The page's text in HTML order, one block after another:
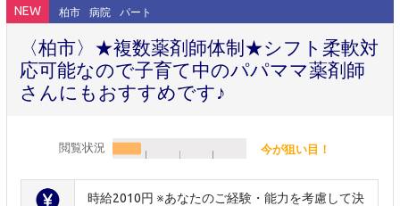
NEW 柏市 病院 パート
〈柏市〉★複数薬剤師体制★シフト柔軟対
応可能なので子育て中のパパママ薬剤師
さんにもおすすめです♪
閲覧状況 今が狙い目！
時給2010円 ※あなたのご経験・能力を考慮して決